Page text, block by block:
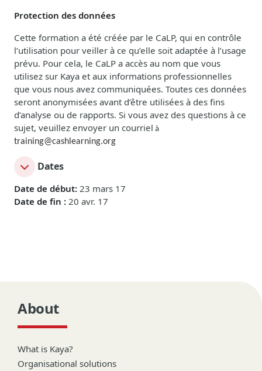
Protection des données
Cette formation a été créée par le CaLP, qui en contrôle
l’utilisation pour veiller à ce qu’elle soit adaptée à l’usage
prévu. Pour cela, le CaLP a accès au nom que vous
utilisez sur Kaya et aux informations professionnelles
que vous nous avez communiquées. Toutes ces données
seront anonymisées avant d’être utilisées à des fins
d’analyse ou de rapports. Si vous avez des questions à ce
sujet, veuillez envoyer un courriel à
training@cashlearning.org
Dates
Date de début: 23 mars 17
Date de fin : 20 avr. 17
About
What is Kaya?
Organisational solutions